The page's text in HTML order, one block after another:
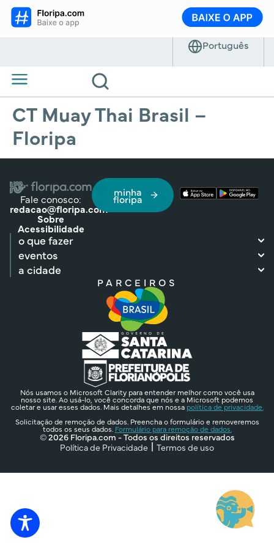
CT Muay Thai Brasil –
Floripa
Fale conosco:
redacao@floripa.com
Sobre
Acessibilidade
minha
floripa
o que fazer
eventos
a cidade
PARCEIROS
Nós usamos o Microsoft Clarity para entender melhor como você usa
nosso site. Ao usá-lo, você concorda que nós e a Microsoft podemos
coletar e usar esses dados. Mais detalhes em nossa política de privacidade.
Solicitação de remoção de dados. Preencha o formulário e removeremos
todos os seus dados. Formulário para remoção de dados.
© 2026 Floripa.com - Todos os direitos reservados
Política de Privacidade
Termos de uso